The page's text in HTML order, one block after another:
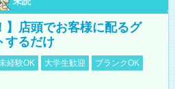
】店頭でお客様に配るグ
するだけ
経験OK 大学生歓迎
ブランクOK